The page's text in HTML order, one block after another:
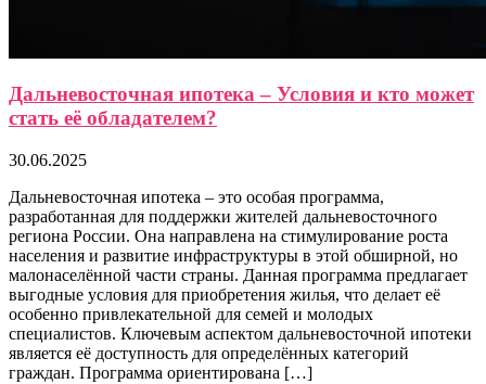
Дальневосточная ипотека – Условия и кто может
стать её обладателем?
30.06.2025
Дальневосточная ипотека – это особая программа,
разработанная для поддержки жителей дальневосточного
региона России. Она направлена на стимулирование роста
населения и развитие инфраструктуры в этой обширной, но
малонаселённой части страны. Данная программа предлагает
выгодные условия для приобретения жилья, что делает её
особенно привлекательной для семей и молодых
специалистов. Ключевым аспектом дальневосточной ипотеки
является её доступность для определённых категорий
граждан. Программа ориентирована […]